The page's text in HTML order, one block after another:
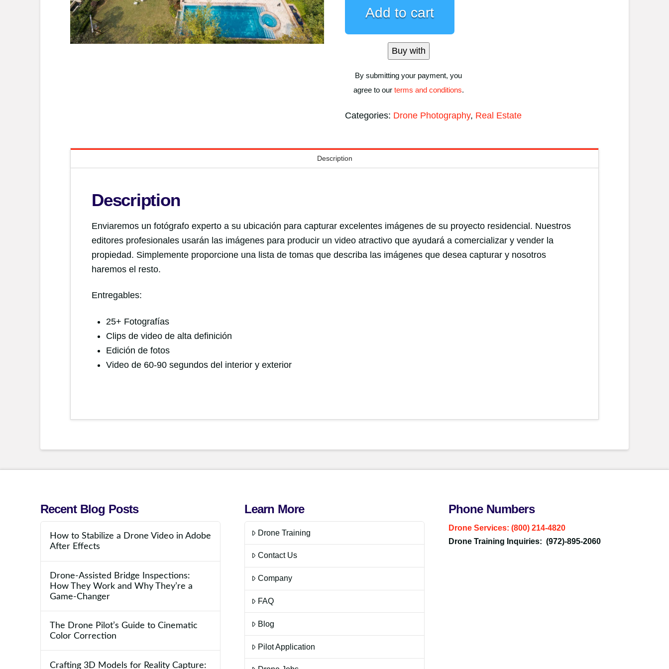
Residencial
(Interior
quantity
Add to cart
Buy with
By submitting your payment, you
agree to our terms and conditions.
Categories: Drone Photography, Real Estate
Description
Description
Enviaremos un fotógrafo experto a su ubicación para capturar excelentes imágenes de su proyecto residencial. Nuestros
editores profesionales usarán las imágenes para producir un video atractivo que ayudará a comercializar y vender la
propiedad. Simplemente proporcione una lista de tomas que describa las imágenes que desea capturar y nosotros
haremos el resto.
Entregables:
25+ Fotografías
Clips de video de alta definición
Edición de fotos
Video de 60-90 segundos del interior y exterior
Recent Blog Posts
How to Stabilize a Drone Video in Adobe
After Effects
Drone-Assisted Bridge Inspections:
How They Work and Why They’re a
Game-Changer
The Drone Pilot’s Guide to Cinematic
Color Correction
Crafting 3D Models for Reality Capture:
Learn More
Drone Training
Contact Us
Company
FAQ
Blog
Pilot Application
Phone Numbers
Drone Services: (800) 214-4820
Drone Training Inquiries: (972)-895-2060